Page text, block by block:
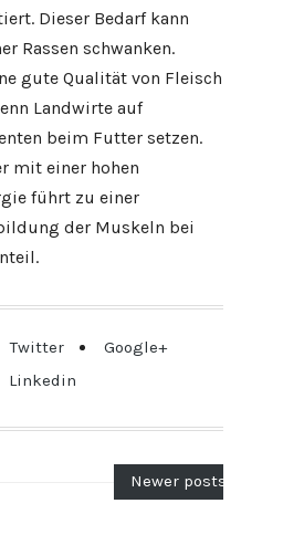
Dieser Bedarf kann
Rassen schwanken.
gute Qualität von Fleisch
Landwirte auf
beim Futter setzen.
mit einer hohen
führt zu einer
der Muskeln bei
Twitter
Google+
Linkedin
Newer posts